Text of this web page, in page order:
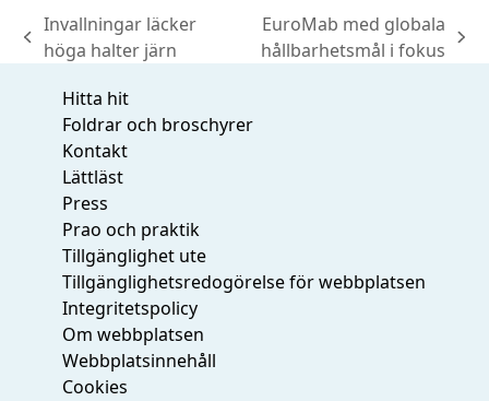
previous
Invallningar läcker
höga halter järn
next
EuroMab med globala
hållbarhetsmål i fokus
Hitta hit
Foldrar och broschyrer
Kontakt
Lättläst
Press
Prao och praktik
Tillgänglighet ute
Tillgänglighetsredogörelse för webbplatsen
Integritetspolicy
Om webbplatsen
Webbplatsinnehåll
Cookies